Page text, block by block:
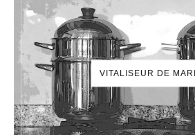
VITALISEUR DE